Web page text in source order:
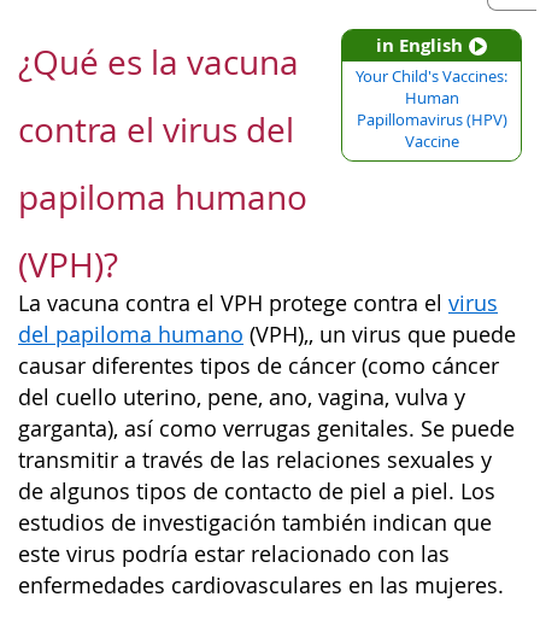
in English
Your Child's Vaccines:
Human
Papillomavirus (HPV)
Vaccine
¿Qué es la vacuna
contra el virus del
papiloma humano
(VPH)?
La vacuna contra el VPH protege contra el virus
del papiloma humano (VPH),, un virus que puede
causar diferentes tipos de cáncer (como cáncer
del cuello uterino, pene, ano, vagina, vulva y
garganta), así como verrugas genitales. Se puede
transmitir a través de las relaciones sexuales y
de algunos tipos de contacto de piel a piel. Los
estudios de investigación también indican que
este virus podría estar relacionado con las
enfermedades cardiovasculares en las mujeres.